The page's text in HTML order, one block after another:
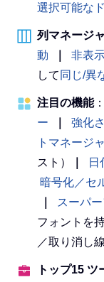
選択可能な
列マネージ
動
非表
して 同じ/異
注目の機能：
ー
強化
トマネージ
スト）
日
暗号化／セ
スーパ
フォントを
／取り消し
トップ15 ツ